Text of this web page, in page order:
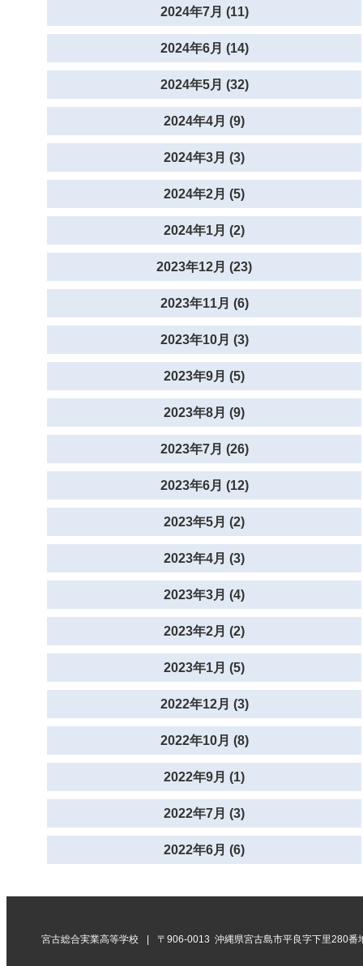
2024年7月 (11)
2024年6月 (14)
2024年5月 (32)
2024年4月 (9)
2024年3月 (3)
2024年2月 (5)
2024年1月 (2)
2023年12月 (23)
2023年11月 (6)
2023年10月 (3)
2023年9月 (5)
2023年8月 (9)
2023年7月 (26)
2023年6月 (12)
2023年5月 (2)
2023年4月 (3)
2023年3月 (4)
2023年2月 (2)
2023年1月 (5)
2022年12月 (3)
2022年10月 (8)
2022年9月 (1)
2022年7月 (3)
2022年6月 (6)
宮古総合実業高等学校 〒906-0013 沖縄県宮古島市平良字下里280番